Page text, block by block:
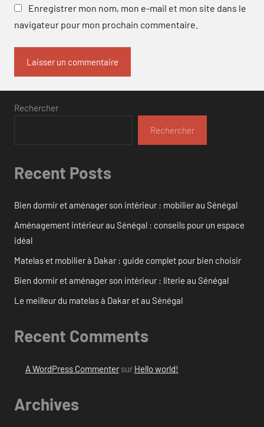
Enregistrer mon nom, mon e-mail et mon site dans le
navigateur pour mon prochain commentaire.
Rechercher
Rechercher
Recent Posts
Bien dormir et aménager son intérieur : mobilier au Sénégal
Aménagement intérieur au Sénégal : conseils pour un espace
idéal
Matelas et mobilier à Dakar : guide complet pour bien choisir
Bien dormir et aménager son intérieur : literie au Sénégal
Le meilleur du matelas à Dakar et au Sénégal
Recent Comments
A WordPress Commentersur Hello world!
Archives